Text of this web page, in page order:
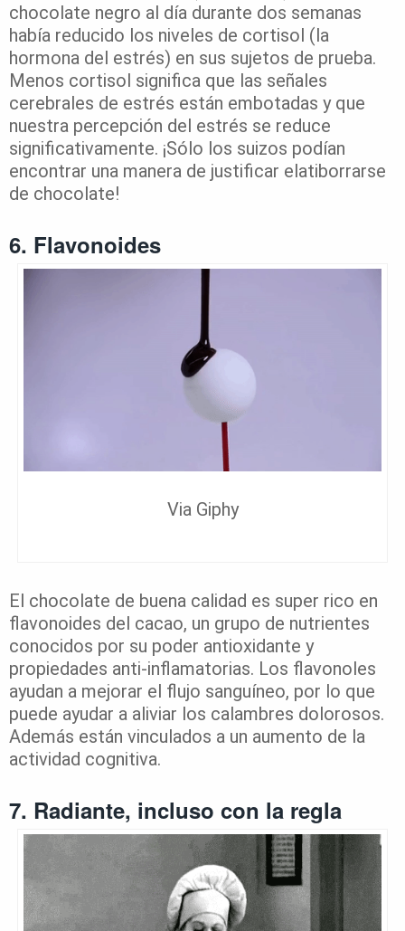
chocolate negro al día durante dos semanas
había reducido los niveles de cortisol (la
hormona del estrés) en sus sujetos de prueba.
Menos cortisol significa que las señales
cerebrales de estrés están embotadas y que
nuestra percepción del estrés se reduce
significativamente. ¡Sólo los suizos podían
encontrar una manera de justificar elatiborrarse
de chocolate!
6. Flavonoides
Via Giphy
El chocolate de buena calidad es super rico en
flavonoides del cacao, un grupo de nutrientes
conocidos por su poder antioxidante y
propiedades anti-inflamatorias. Los flavonoles
ayudan a mejorar el flujo sanguíneo, por lo que
puede ayudar a aliviar los calambres dolorosos.
Además están vinculados a un aumento de la
actividad cognitiva.
7. Radiante, incluso con la regla